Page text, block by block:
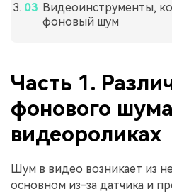
Видеоинструменты,
фоновый шум
Часть 1.
фонового
видеороликах
Шум в видео возникает из
основном из-за датчика и